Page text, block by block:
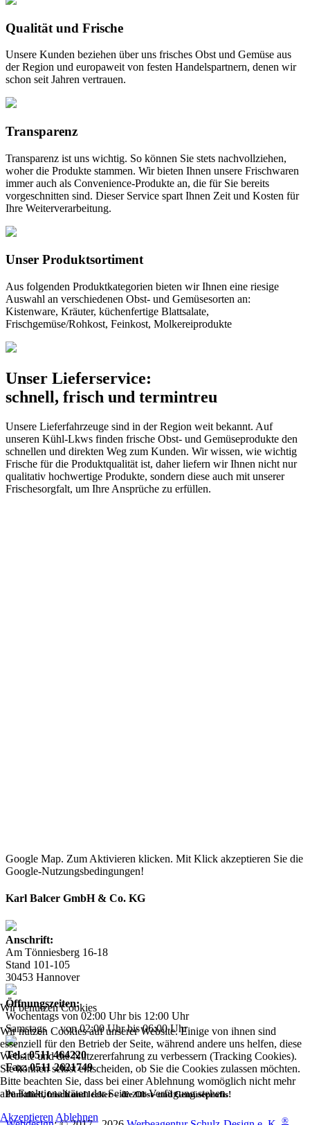
Qualität und Frische
Unsere Kunden beziehen über uns frisches Obst und Gemüse aus
der Region und europaweit von festen Handelspartnern, denen wir
schon seit Jahren vertrauen.
Transparenz
Transparenz ist uns wichtig. So können Sie stets nachvollziehen,
woher die Produkte stammen. Wir bieten Ihnen unsere Frischwaren
immer auch als Convenience-Produkte an, die für Sie bereits
vorgeschnitten sind. Dieser Service spart Ihnen Zeit und Kosten für
Ihre Weiterverarbeitung.
Unser Produktsortiment
Aus folgenden Produktkategorien bieten wir Ihnen eine riesige
Auswahl an verschiedenen Obst- und Gemüsesorten an:
Kistenware, Kräuter, küchenfertige Blattsalate,
Frischgemüse/Rohkost, Feinkost, Molkereiprodukte
Unser Lieferservice:
schnell, frisch und termintreu
Unsere Lieferfahrzeuge sind in der Region weit bekannt. Auf
unseren Kühl-Lkws finden frische Obst- und Gemüseprodukte den
schnellen und direkten Weg zum Kunden. Wir wissen, wie wichtig
Frische für die Produktqualität ist, daher liefern wir Ihnen nicht nur
qualitativ hochwertige Produkte, sondern diese auch mit unserer
Frischesorgfalt, um Ihre Ansprüche zu erfüllen.
Google Map. Zum Aktivieren klicken. Mit Klick akzeptieren Sie die
Google-Nutzungsbedingungen!
Karl Balcer GmbH & Co. KG
Anschrift:
Am Tönniesberg 16-18
Stand 101-105
30453 Hannover
Öffnungszeiten:
Wochentags von 02:00 Uhr bis 12:00 Uhr
Samstags von 02:00 Uhr bis 06:00 Uhr
Tel.: 0511 464220
Fax: 0511 2621749
Pünktlich, frisch und lecker – die Obst- und Gemüseprofis!
®
Wir benutzen Cookies
Wir nutzen Cookies auf unserer Website. Einige von ihnen sind
essenziell für den Betrieb der Seite, während andere uns helfen, diese
Website und die Nutzererfahrung zu verbessern (Tracking Cookies).
Sie können selbst entscheiden, ob Sie die Cookies zulassen möchten.
Bitte beachten Sie, dass bei einer Ablehnung womöglich nicht mehr
alle Funktionalitäten der Seite zur Verfügung stehen.
Akzeptieren Ablehnen